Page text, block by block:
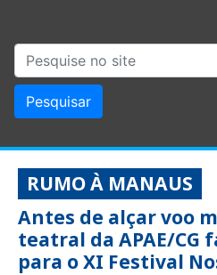
RUMO À MANAUS
Antes de alçar voo
teatral da APAE/CG
para o XI Festival